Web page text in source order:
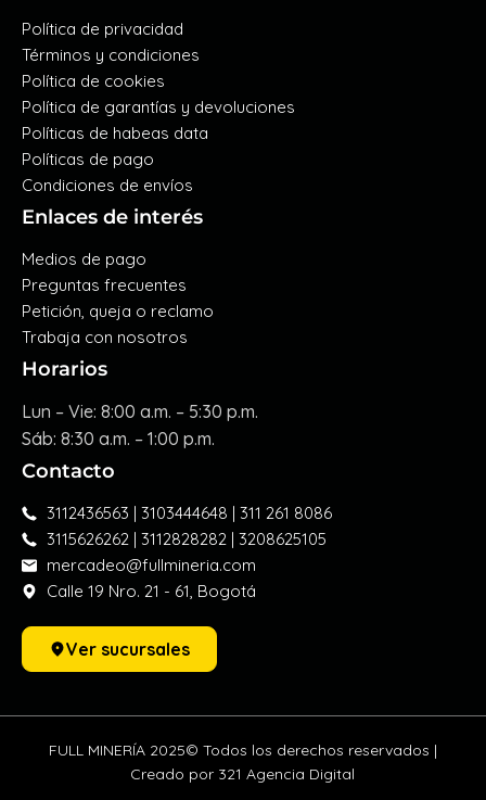
Política de privacidad
Términos y condiciones
Política de cookies
Política de garantías y devoluciones
Políticas de habeas data
Políticas de pago
Condiciones de envíos
Enlaces de interés
Medios de pago
Preguntas frecuentes
Petición, queja o reclamo
Trabaja con nosotros
Horarios
Lun – Vie: 8:00 a.m. – 5:30 p.m.
Sáb: 8:30 a.m. – 1:00 p.m.
Contacto
3112436563 | 3103444648 | 311 261 8086
3115626262 | 3112828282 | 3208625105
mercadeo@fullmineria.com
Calle 19 Nro. 21 - 61, Bogotá
Ver sucursales
FULL MINERÍA 2025© Todos los derechos reservados |
Creado por 321 Agencia Digital